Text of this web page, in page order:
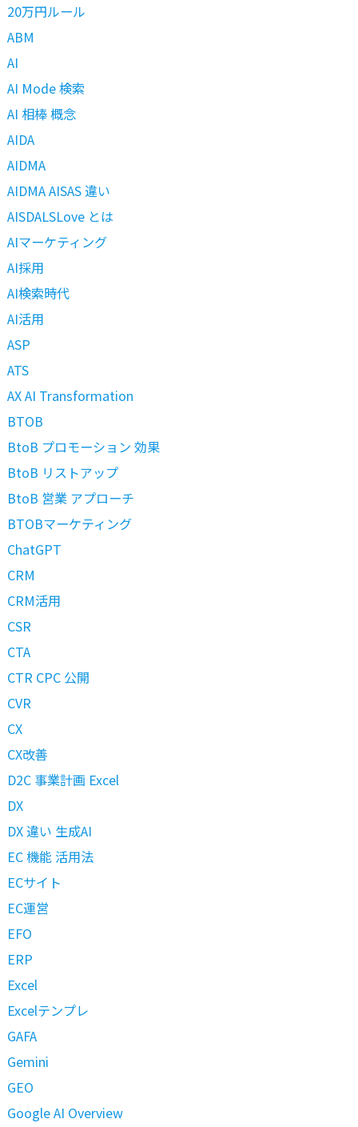
20万円ルール
ABM
AI
AI Mode 検索
AI 相棒 概念
AIDA
AIDMA
AIDMA AISAS 違い
AISDALSLove とは
AIマーケティング
AI採用
AI検索時代
AI活用
ASP
ATS
AX AI Transformation
BTOB
BtoB プロモーション 効果
BtoB リストアップ
BtoB 営業 アプローチ
BTOBマーケティング
ChatGPT
CRM
CRM活用
CSR
CTA
CTR CPC 公開
CVR
CX
CX改善
D2C 事業計画 Excel
DX
DX 違い 生成AI
EC 機能 活用法
ECサイト
EC運営
EFO
ERP
Excel
Excelテンプレ
GAFA
Gemini
GEO
Google AI Overview